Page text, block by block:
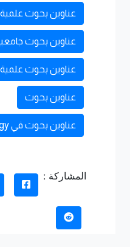
عناوين بحوث
عناوين بحوث
عناوين بحوث
عناوين بحوث
عناوين بحوث في Microbiology
المشاركة :